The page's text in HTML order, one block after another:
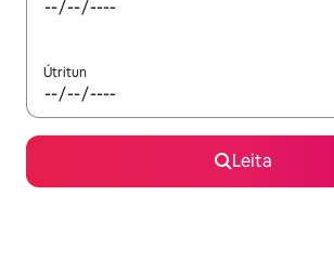
Útritun
Leita